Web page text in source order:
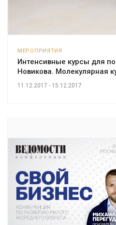
МЕРОПРИЯТИЯ
Интенсивные курсы для
Новикова. Молекулярная
11.12.2017 - 15.12.2017